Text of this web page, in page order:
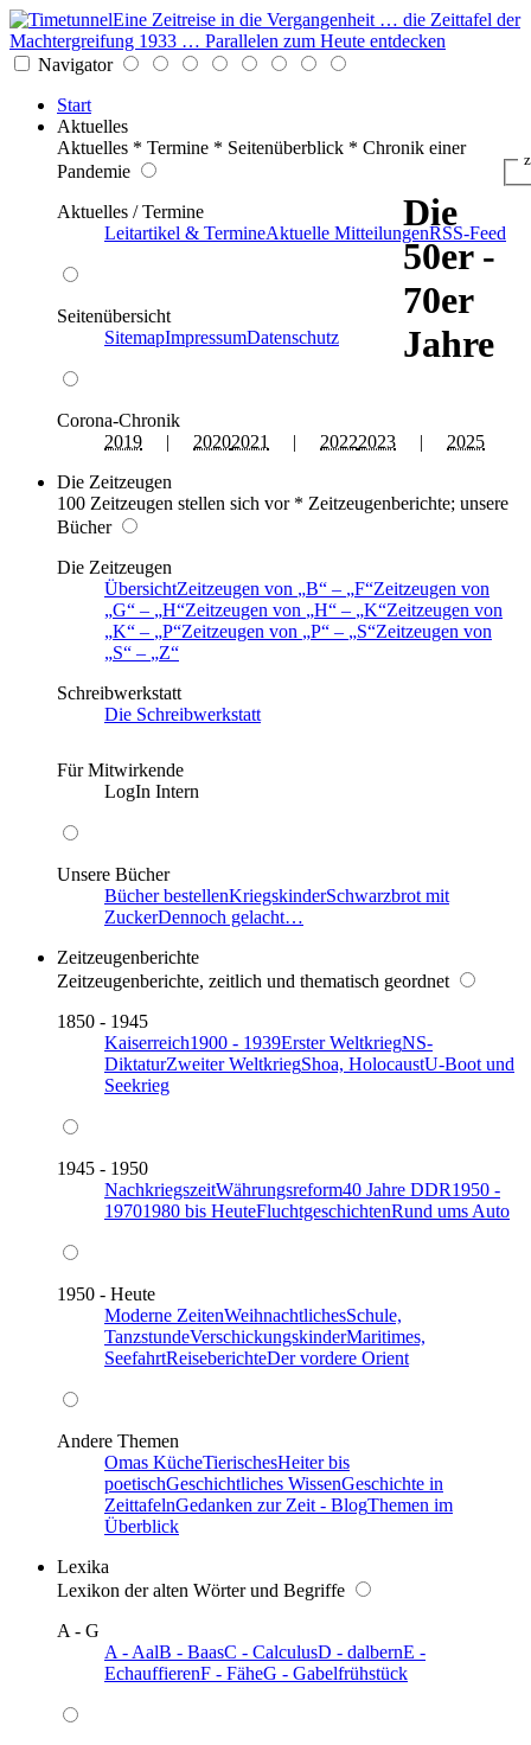
Eine Zeitreise in die Vergangenheit … die Zeittafel der
Machtergreifung 1933 … Parallelen zum Heute entdecken
Navigator
Start
Aktuelles
Aktuelles * Termine * Seitenüberblick * Chronik einer
Pandemie
Aktuelles / Termine
Leitartikel & TermineAktuelle MitteilungenRSS-Feed
Seitenübersicht
SitemapImpressumDatenschutz
Corona-Chronik
2019 | 20202021 | 20222023 | 2025
Die Zeitzeugen
100 Zeitzeugen stellen sich vor * Zeitzeugenberichte; unsere
Bücher
Die Zeitzeugen
ÜbersichtZeitzeugen von B – F Zeitzeugen von
G
– H Zeitzeugen von H – K Zeitzeugen von
K
– P Zeitzeugen von P – S Zeitzeugen von
S
–
Z
Schreibwerkstatt
Die Schreibwerkstatt
Für Mitwirkende
LogIn Intern
Unsere Bücher
Bücher bestellenKriegskinderSchwarzbrot mit
ZuckerDennoch gelacht…
Zeitzeugenberichte
Zeitzeugenberichte, zeitlich und thematisch geordnet
1850 - 1945
Kaiserreich1900 - 1939Erster WeltkriegNS-
DiktaturZweiter WeltkriegShoa, HolocaustU-Boot und
Seekrieg
1945 - 1950
NachkriegszeitWährungsreform40 Jahre DDR1950 -
19701980 bis HeuteFluchtgeschichtenRund ums Auto
1950 - Heute
Moderne ZeitenWeihnachtlichesSchule,
TanzstundeVerschickungskinderMaritimes,
SeefahrtReiseberichteDer vordere Orient
Andere Themen
Omas KücheTierischesHeiter bis
poetischGeschichtliches WissenGeschichte in
ZeittafelnGedanken zur Zeit - BlogThemen im
Überblick
Lexika
Lexikon der alten Wörter und Begriffe
A - G
A - AalB - BaasC - CalculusD - dalbernE -
EchauffierenF - FäheG - Gabelfrühstück
Die
50er -
70er
Jahre